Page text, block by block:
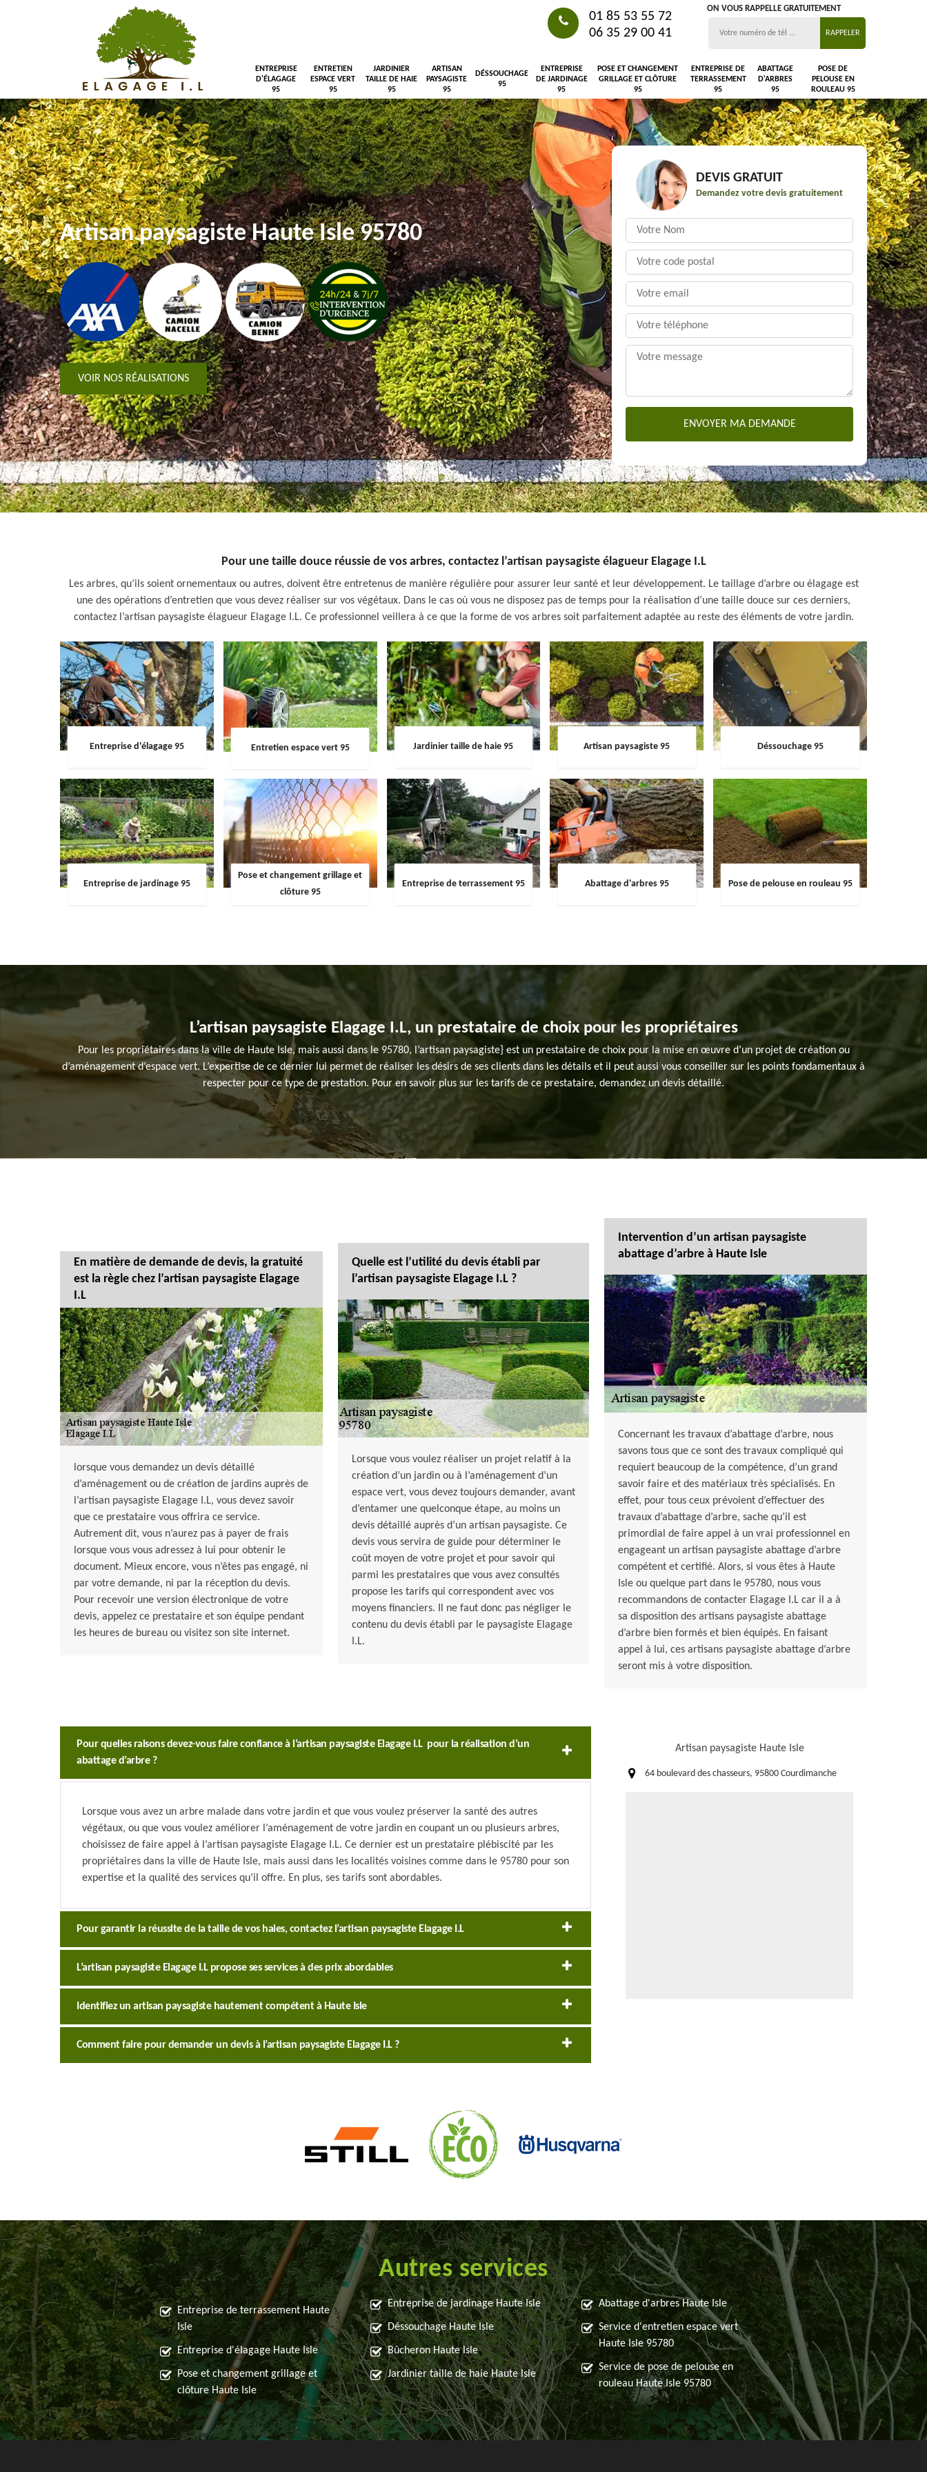
01 85 53 55 72
06 35 29 00 41
ON VOUS RAPPELLE GRATUITEMENT
ENTREPRISE
D'ÉLAGAGE
95
ENTRETIEN
ESPACE VERT
95
JARDINIER
TAILLE DE HAIE
95
ARTISAN
PAYSAGISTE
95
DÉSSOUCHAGE
95
ENTREPRISE
DE JARDINAGE
95
POSE ET CHANGEMENT
GRILLAGE ET CLÔTURE
95
ENTREPRISE DE
TERRASSEMENT
95
ABATTAGE
D'ARBRES
95
POSE DE
PELOUSE EN
ROULEAU 95
Artisan paysagiste Haute Isle 95780
VOIR NOS RÉALISATIONS
DEVIS GRATUIT
Demandez votre devis gratuitement
Pour une taille douce réussie de vos arbres, contactez l’artisan paysagiste élagueur Elagage I.L
Les arbres, qu’ils soient ornementaux ou autres, doivent être entretenus de manière régulière pour assurer leur santé et leur développement. Le taillage d’arbre ou élagage est
une des opérations d’entretien que vous devez réaliser sur vos végétaux. Dans le cas où vous ne disposez pas de temps pour la réalisation d’une taille douce sur ces derniers,
contactez l’artisan paysagiste élagueur Elagage I.L. Ce professionnel veillera à ce que la forme de vos arbres soit parfaitement adaptée au reste des éléments de votre jardin.
Entreprise d'élagage 95 Entretien espace vert 95 Jardinier taille de haie 95 Artisan paysagiste 95 Déssouchage 95
Entreprise de jardinage 95
Pose et changement grillage et
clôture 95
Entreprise de terrassement 95 Abattage d'arbres 95 Pose de pelouse en rouleau 95
L’artisan paysagiste Elagage I.L, un prestataire de choix pour les propriétaires
Pour les propriétaires dans la ville de Haute Isle, mais aussi dans le 95780, l’artisan paysagiste} est un prestataire de choix pour la mise en œuvre d’un projet de création ou
d’aménagement d’espace vert. L’expertise de ce dernier lui permet de réaliser les désirs de ses clients dans les détails et il peut aussi vous conseiller sur les points fondamentaux à
respecter pour ce type de prestation. Pour en savoir plus sur les tarifs de ce prestataire, demandez un devis détaillé.
En matière de demande de devis, la gratuité
est la règle chez l’artisan paysagiste Elagage
I.L
lorsque vous demandez un devis détaillé
d’aménagement ou de création de jardins auprès de
l’artisan paysagiste Elagage I.L, vous devez savoir
que ce prestataire vous offrira ce service.
Autrement dit, vous n’aurez pas à payer de frais
lorsque vous vous adressez à lui pour obtenir le
document. Mieux encore, vous n’êtes pas engagé, ni
par votre demande, ni par la réception du devis.
Pour recevoir une version électronique de votre
devis, appelez ce prestataire et son équipe pendant
les heures de bureau ou visitez son site internet.
Quelle est l’utilité du devis établi par
l’artisan paysagiste Elagage I.L ?
Lorsque vous voulez réaliser un projet relatif à la
création d’un jardin ou à l’aménagement d’un
espace vert, vous devez toujours demander, avant
d’entamer une quelconque étape, au moins un
devis détaillé auprès d’un artisan paysagiste. Ce
devis vous servira de guide pour déterminer le
coût moyen de votre projet et pour savoir qui
parmi les prestataires que vous avez consultés
propose les tarifs qui correspondent avec vos
moyens financiers. Il ne faut donc pas négliger le
contenu du devis établi par le paysagiste Elagage
I.L.
Intervention d’un artisan paysagiste
abattage d’arbre à Haute Isle
Concernant les travaux d’abattage d’arbre, nous
savons tous que ce sont des travaux compliqué qui
requiert beaucoup de la compétence, d’un grand
savoir faire et des matériaux très spécialisés. En
effet, pour tous ceux prévoient d’effectuer des
travaux d’abattage d’arbre, sache qu’il est
primordial de faire appel à un vrai professionnel en
engageant un artisan paysagiste abattage d’arbre
compétent et certifié. Alors, si vous êtes à Haute
Isle ou quelque part dans le 95780, nous vous
recommandons de contacter Elagage I.L car il a à
sa disposition des artisans paysagiste abattage
d’arbre bien formés et bien équipés. En faisant
appel à lui, ces artisans paysagiste abattage d’arbre
seront mis à votre disposition.
Pour quelles raisons devez-vous faire confiance à l’artisan paysagiste Elagage I.L pour la réalisation d’un
abattage d’arbre ?
Lorsque vous avez un arbre malade dans votre jardin et que vous voulez préserver la santé des autres
végétaux, ou que vous voulez améliorer l’aménagement de votre jardin en coupant un ou plusieurs arbres,
choisissez de faire appel à l’artisan paysagiste Elagage I.L. Ce dernier est un prestataire plébiscité par les
propriétaires dans la ville de Haute Isle, mais aussi dans les localités voisines comme dans le 95780 pour son
expertise et la qualité des services qu’il offre. En plus, ses tarifs sont abordables.
Pour garantir la réussite de la taille de vos haies, contactez l’artisan paysagiste Elagage I.L
L’artisan paysagiste Elagage I.L propose ses services à des prix abordables
Identifiez un artisan paysagiste hautement compétent à Haute Isle
Comment faire pour demander un devis à l’artisan paysagiste Elagage I.L ?
Artisan paysagiste Haute Isle
64 boulevard des chasseurs, 95800 Courdimanche
Autres services
Entreprise de terrassement Haute
Isle
Entreprise d'élagage Haute Isle
Pose et changement grillage et
clôture Haute Isle
Entreprise de jardinage Haute Isle
Déssouchage Haute Isle
Bûcheron Haute Isle
Jardinier taille de haie Haute Isle
Abattage d'arbres Haute Isle
Service d'entretien espace vert
Haute Isle 95780
Service de pose de pelouse en
rouleau Haute Isle 95780